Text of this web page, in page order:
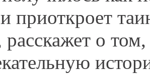
приоткроет
о